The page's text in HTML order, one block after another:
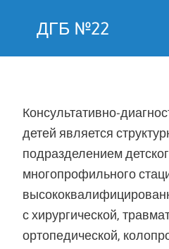
ДГБ №22
Консультативно-
детей является
подразделением
многопрофильного
с хирургической,
ортопедической,